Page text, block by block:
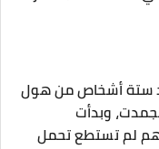
ستة أشخاص من هول
وبدأت
لم تستطع تحمل